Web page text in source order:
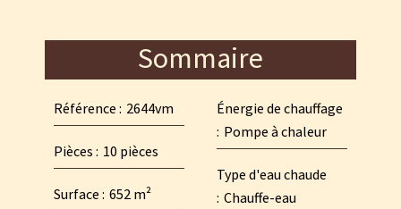
Sommaire
Référence 2644vm
Pièces 10 pièces
Surface 652 m²
Énergie de chauffage
Pompe à chaleur
Type d'eau chaude
Chauffe-eau